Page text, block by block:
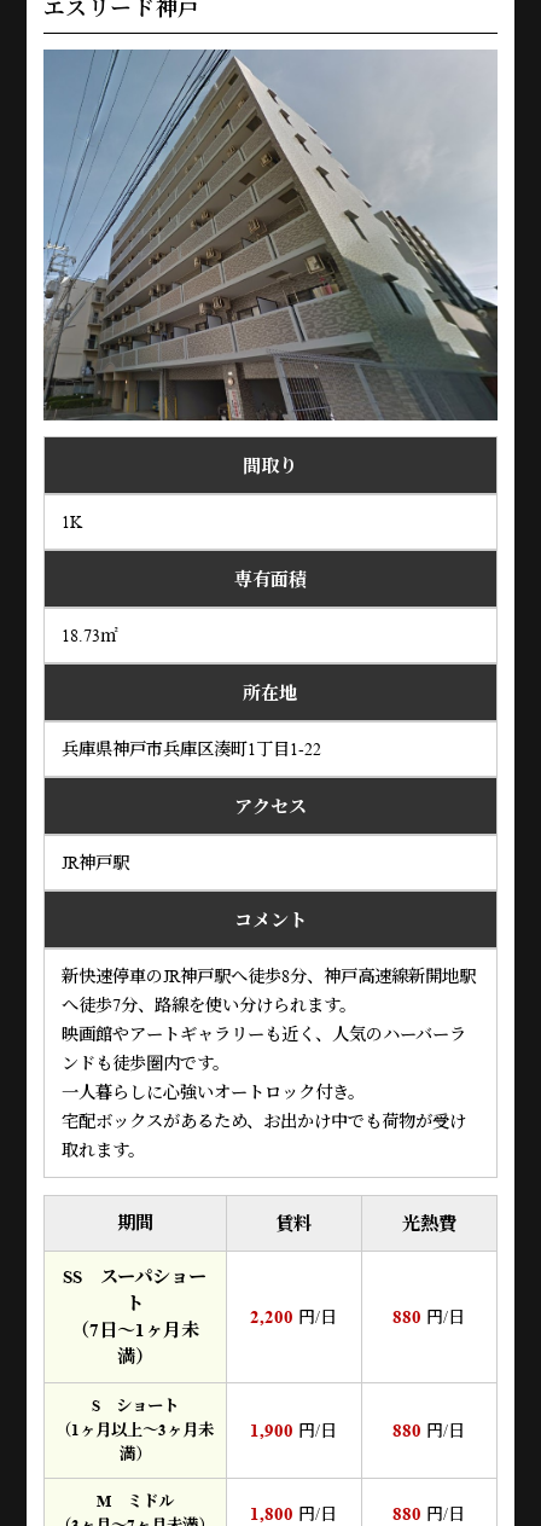
エスリード神戸
間取り
1K
専有面積
18.73㎡
所在地
兵庫県神戸市兵庫区湊町1丁目1-22
アクセス
JR神戸駅
コメント
新快速停車のJR神戸駅へ徒歩8分、神戸高速線新開地駅
へ徒歩7分、路線を使い分けられます。
映画館やアートギャラリーも近く、人気のハーバーラ
ンドも徒歩圏内です。
一人暮らしに心強いオートロック付き。
宅配ボックスがあるため、お出かけ中でも荷物が受け
取れます。
期間 賃料 光熱費
SS スーパショー
ト
（7日～1ヶ月未
満）
2,200 円/日 880 円/日
S ショート
（1ヶ月以上～3ヶ月未
満）
1,900 円/日 880 円/日
M ミドル
1,800 円/日 880 円/日